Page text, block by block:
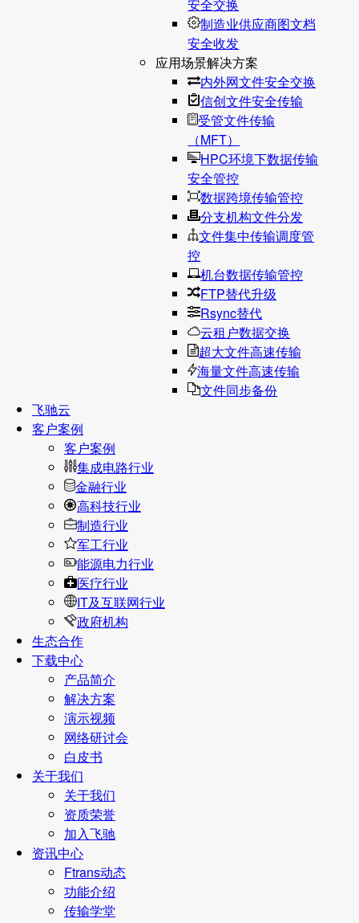
安全交换
制造业供应商图文档
安全收发
应用场景解决方案
内外网文件安全交换
信创文件安全传输
受管文件传输
（MFT）
HPC环境下数据传输
安全管控
数据跨境传输管控
分支机构文件分发
文件集中传输调度管
控
机台数据传输管控
FTP替代升级
Rsync替代
云租户数据交换
超大文件高速传输
海量文件高速传输
文件同步备份
飞驰云
客户案例
客户案例
集成电路行业
金融行业
高科技行业
制造行业
军工行业
能源电力行业
医疗行业
IT及互联网行业
政府机构
生态合作
下载中心
产品简介
解决方案
演示视频
网络研讨会
白皮书
关于我们
关于我们
资质荣誉
加入飞驰
资讯中心
Ftrans动态
功能介绍
传输学堂